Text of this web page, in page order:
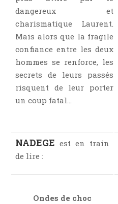
dangereux et
charismatique Laurent.
Mais alors que la fragile
confiance entre les deux
hommes se renforce, les
secrets de leurs passés
risquent de leur porter
un coup fatal…
NADEGE est en train
de lire :
Ondes de choc